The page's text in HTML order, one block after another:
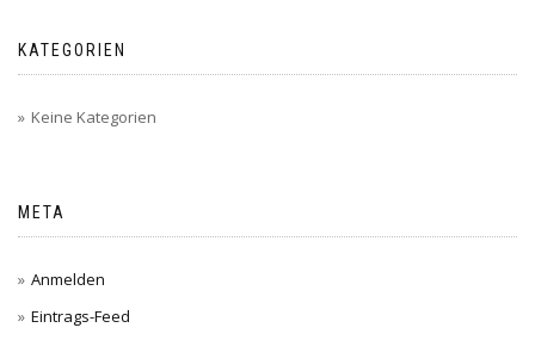
KATEGORIEN
Keine Kategorien
META
Anmelden
Eintrags-Feed